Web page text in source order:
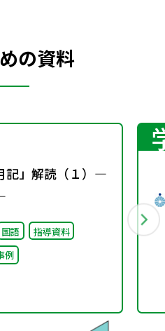
の資料
記」解読（１）―
国語
指導資料
例